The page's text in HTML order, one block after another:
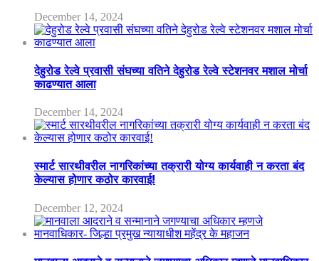
December 14, 2024
देहुरोड रेल्वे प्रवासी संघच्या वतिने देहुरोड रेल्वे स्टेशनवर मशाल मोर्चा
काढण्यात आला
December 14, 2024
स्मार्ट सारथीवरील नागरिकांच्या तक्रारी योग्य कार्यवाही न करता बंद
केल्यास होणार कठोर कारवाई!
December 12, 2024